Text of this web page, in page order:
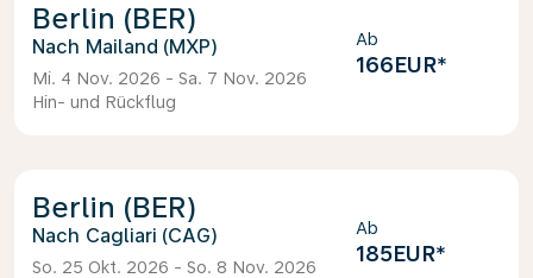
Berlin (BER)
Mailand (MXP)
Mi. 4 Nov. 2026 - Sa. 7 Nov. 2026
Hin- und Rückflug
Ab
166EUR*
Berlin (BER)
Cagliari (CAG)
So. 25 Okt. 2026 - So. 8 Nov. 2026
Ab
185EUR*